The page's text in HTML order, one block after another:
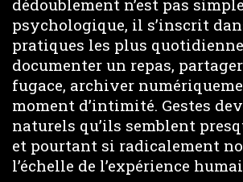
dédoublement n’est pas
psychologique, il s’inscrit
pratiques les plus
documenter un repas,
fugace, archiver
moment d’intimité. Gestes
naturels qu’ils semblent
et pourtant si radicalement
l’échelle de l’expérience